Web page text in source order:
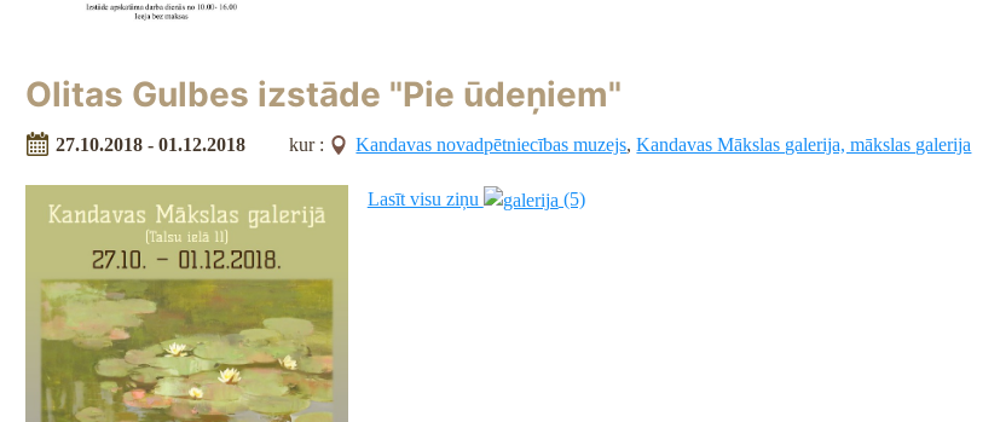
Olitas Gulbes izstāde "Pie ūdeņiem"
27.10.2018 - 01.12.2018 kur : Kandavas novadpētniecības muzejs,Kandavas Mākslas galerija, mākslas galerija
Lasīt visu ziņu (5)